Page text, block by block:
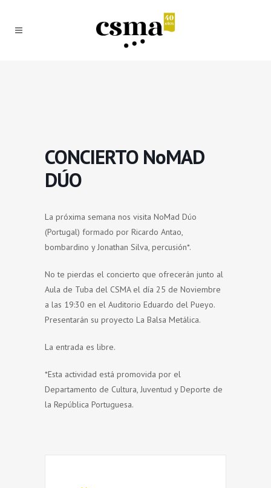
CONCIERTO NoMAD
DÚO
La próxima semana nos visita NoMad Dúo
(Portugal) formado por Ricardo Antao,
bombardino y Jonathan Silva, percusión*.
No te pierdas el concierto que ofrecerán junto al
Aula de Tuba del CSMA el día 25 de Noviembre
a las 19:30 en el Auditorio Eduardo del Pueyo.
Presentarán su proyecto La Balsa Metálica.
La entrada es libre.
*Esta actividad está promovida por el
Departamento de Cultura, Juventud y Deporte de
la República Portuguesa.